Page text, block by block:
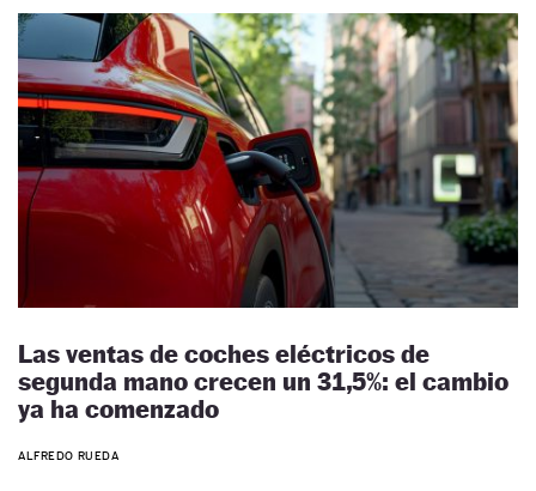
Las ventas de coches eléctricos de
segunda mano crecen un 31,5%: el cambio
ya ha comenzado
ALFREDO RUEDA